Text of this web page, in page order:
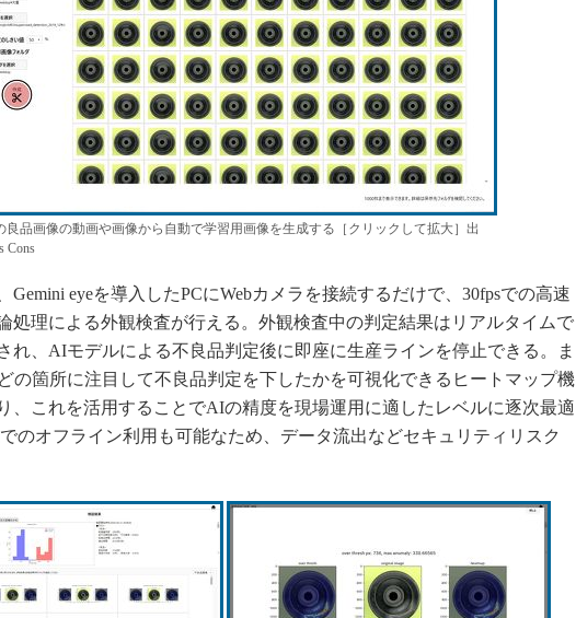
良品画像の動画や画像から自動で学習用画像を生成する［クリックして拡大］出
Cons
eyeを導入したPCにWebカメラを接続するだけで、30fpsでの高速
処理による外観検査が行える。外観検査中の判定結果はリアルタイムで
れ、AIモデルによる不良品判定後に即座に生産ラインを停止できる。ま
の箇所に注目して不良品判定を下したかを可視化できるヒートマップ機
、これを活用することでAIの精度を現場運用に適したレベルに逐次最適
のオフライン利用も可能なため、データ流出などセキュリティリスク